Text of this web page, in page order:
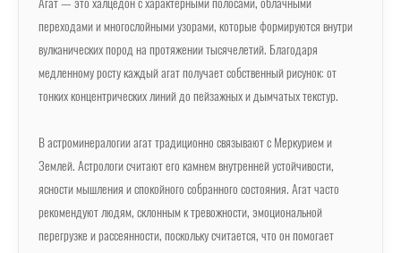
Агат — это халцедон с характерными полосами, облачными
переходами и многослойными узорами, которые формируются внутри
вулканических пород на протяжении тысячелетий. Благодаря
медленному росту каждый агат получает собственный рисунок: от
тонких концентрических линий до пейзажных и дымчатых текстур.
В астроминералогии агат традиционно связывают с Меркурием и
Землей. Астрологи считают его камнем внутренней устойчивости,
ясности мышления и спокойного собранного состояния. Агат часто
рекомендуют людям, склонным к тревожности, эмоциональной
перегрузке и рассеянности, поскольку считается, что он помогает